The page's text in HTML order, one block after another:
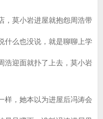
莫小岩进屋就抱怨周浩带
什么也没说，就是聊聊上学
浩迎面就扑了上去，莫小岩
，她本以为进屋后冯涛会